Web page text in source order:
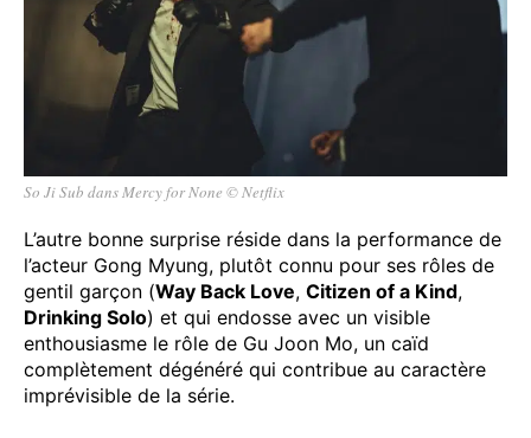
So Ji Sub dans Mercy for None © Netflix
L’autre bonne surprise réside dans la performance de
l’acteur Gong Myung, plutôt connu pour ses rôles de
gentil garçon (Way Back Love, Citizen of a Kind,
Drinking Solo) et qui endosse avec un visible
enthousiasme le rôle de Gu Joon Mo, un caïd
complètement dégénéré qui contribue au caractère
imprévisible de la série.